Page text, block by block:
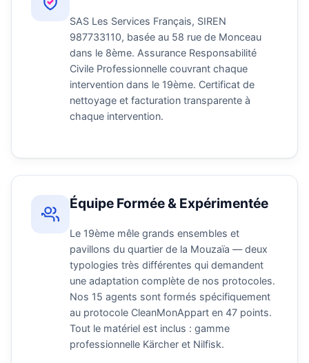
SAS Les Services Français, SIREN
987733110, basée au 58 rue de Monceau
dans le 8ème. Assurance Responsabilité
Civile Professionnelle couvrant chaque
intervention dans le 19ème. Certificat de
nettoyage et facturation transparente à
chaque intervention.
Équipe Formée & Expérimentée
Le 19ème mêle grands ensembles et
pavillons du quartier de la Mouzaïa — deux
typologies très différentes qui demandent
une adaptation complète de nos protocoles.
Nos 15 agents sont formés spécifiquement
au protocole CleanMonAppart en 47 points.
Tout le matériel est inclus : gamme
professionnelle Kärcher et Nilfisk.